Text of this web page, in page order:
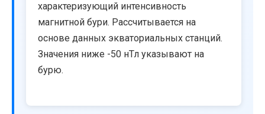
характеризующий интенсивность
магнитной бури. Рассчитывается на
основе данных экваториальных станций.
Значения ниже -50 нТл указывают на
бурю.